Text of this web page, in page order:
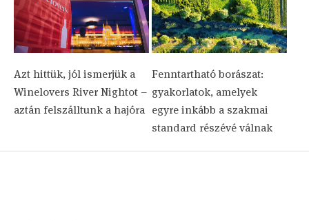
Azt hittük, jól ismerjük a
Winelovers River Nightot –
aztán felszálltunk a hajóra
Fenntartható borászat:
gyakorlatok, amelyek
egyre inkább a szakmai
standard részévé válnak